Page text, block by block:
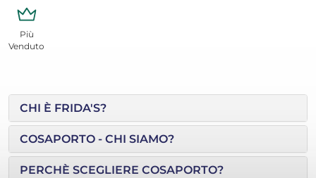
Più
Venduto
CHI È FRIDA'S?
COSAPORTO - CHI SIAMO?
PERCHÈ SCEGLIERE COSAPORTO?